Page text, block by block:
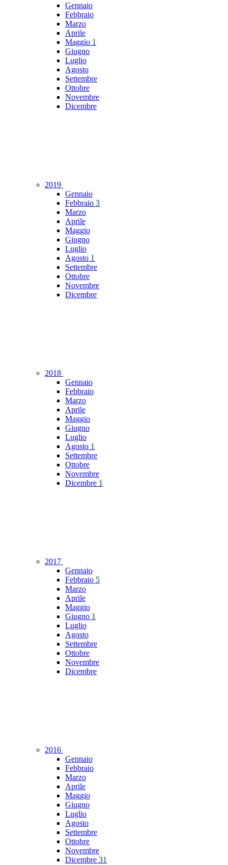
Gennaio
Febbraio
Marzo
Aprile
Maggio 1
Giugno
Luglio
Agosto
Settembre
Ottobre
Novembre
Dicembre
2019
Gennaio
Febbraio 3
Marzo
Aprile
Maggio
Giugno
Luglio
Agosto 1
Settembre
Ottobre
Novembre
Dicembre
2018
Gennaio
Febbraio
Marzo
Aprile
Maggio
Giugno
Luglio
Agosto 1
Settembre
Ottobre
Novembre
Dicembre 1
2017
Gennaio
Febbraio 5
Marzo
Aprile
Maggio
Giugno 1
Luglio
Agosto
Settembre
Ottobre
Novembre
Dicembre
2016
Gennaio
Febbraio
Marzo
Aprile
Maggio
Giugno
Luglio
Agosto
Settembre
Ottobre
Novembre
Dicembre 31